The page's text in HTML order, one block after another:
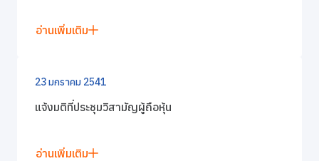
อ่านเพิ่มเติม
23 มกราคม 2541
แจ้งมติที่ประชุมวิสามัญผู้ถือหุ้น
อ่านเพิ่มเติม